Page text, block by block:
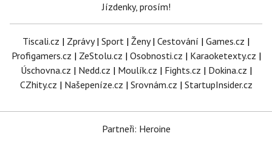
Jízdenky, prosím!
Tiscali.cz | Zprávy| Sport | Ženy| Cestování | Games.cz |
Profigamers.cz | ZeStolu.cz | Osobnosti.cz | Karaoketexty.cz |
Úschovna.cz | Nedd.cz | Moulík.cz | Fights.cz | Dokina.cz |
CZhity.cz | Našepeníze.cz | Srovnám.cz | StartupInsider.cz
Partneři: Heroine